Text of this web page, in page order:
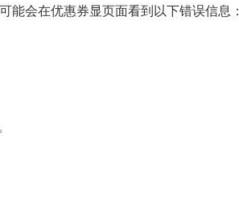
会在优惠券显页面看到以下错误信息：